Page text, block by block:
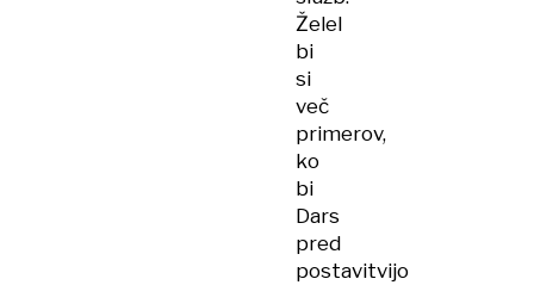
Želel
bi
si
več
primerov,
ko
bi
Dars
pred
postavitvijo